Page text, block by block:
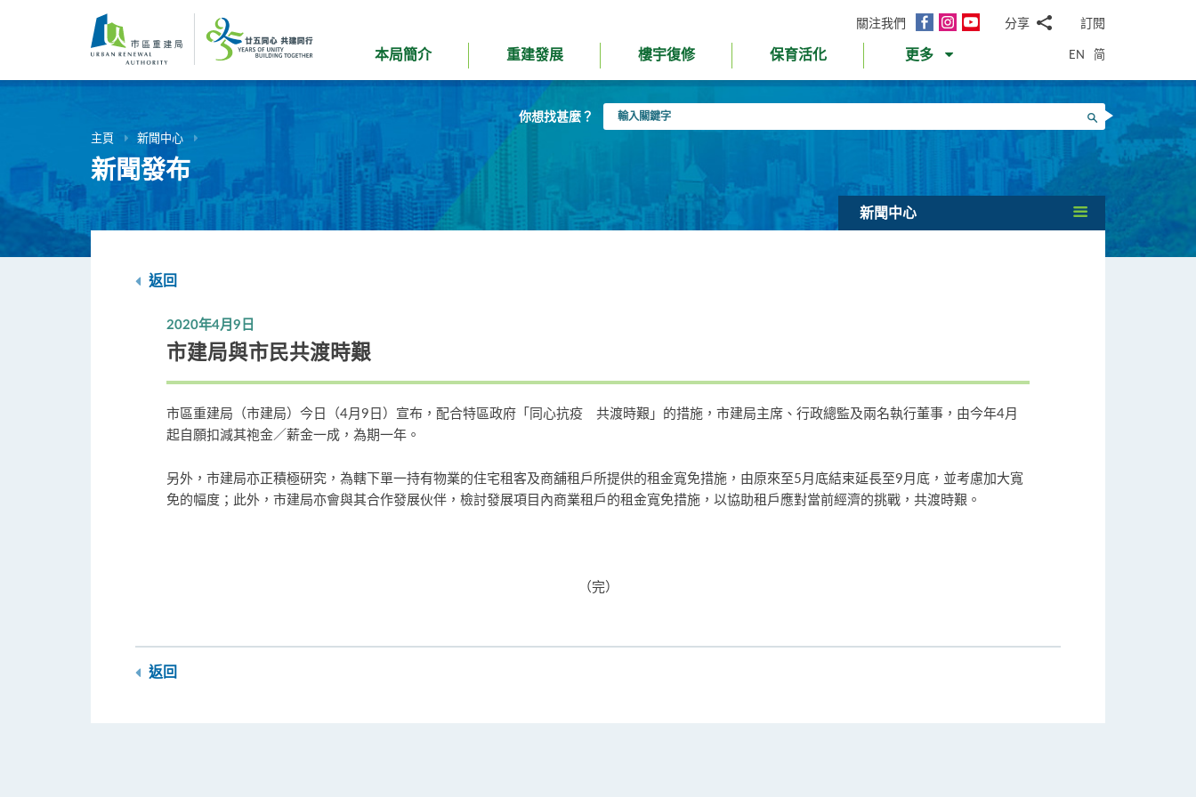
內
關注我們
面
InstagramYouTube分享
郵WhatsApp
微
信
面
書Twitter
LinkedIn
微
訂閱
本局簡介 重建發展 樓宇復修 保育活化 更多 EN 简
你想找甚麼？
入
搜尋
主頁 新聞中心
新聞發布
新聞中心
返回
2020年4月9日
市建局與市民共渡時艱
市區重建局（市建局）今日（4月9日）宣布，配合特區政府「同心抗疫 共渡時艱」的措施，市建局主席、行政總監及兩名執行董事，由今年4月
起自願扣減其袍金／薪金一成，為期一年。
另外，市建局亦正積極研究，為轄下單一持有物業的住宅租客及商舖租戶所提供的租金寬免措施，由原來至5月底結束延長至9月底，並考慮加大寬
免的幅度；此外，市建局亦會與其合作發展伙伴，檢討發展項目內商業租戶的租金寬免措施，以協助租戶應對當前經濟的挑戰，共渡時艱。
（完）
返回